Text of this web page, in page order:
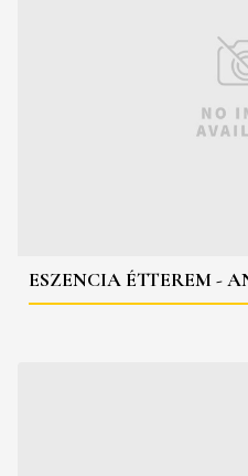
ESZENCIA ÉTTEREM -